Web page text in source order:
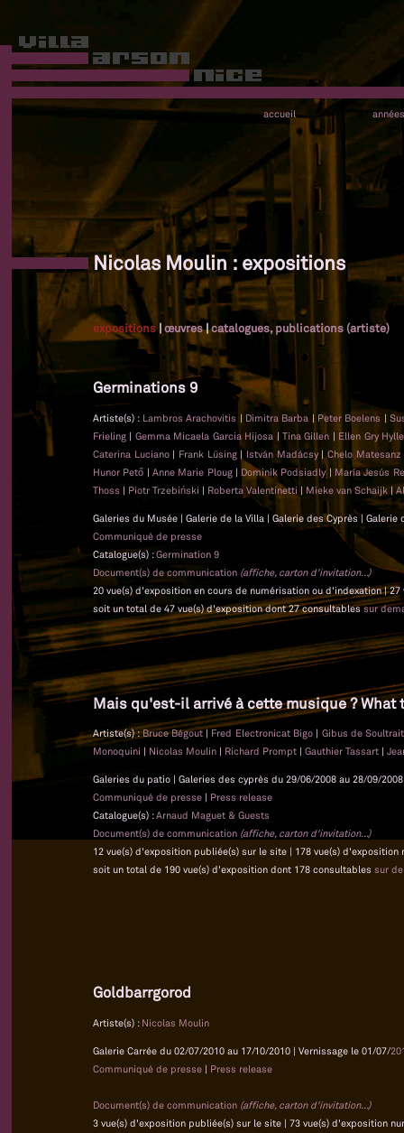
accueil années
Nicolas Moulin : expositions
expositions|œuvres|catalogues, publications (artiste)
Germinations 9
Artiste(s) : Lambros Arachovitis | Dimitra Barba | Peter Boelens |
Frieling | Gemma Micaela Garcia Hijosa |Tina Gillen | Ellen Gry
Caterina Luciano | Frank Lüsing| István Madácsy |Chelo Matesanz
Hunor Pető | Anne Marie Ploug | Dominik Podsiadly | María Jesús
Thoss | Piotr Trzebiński | Roberta Valentinetti | Mieke van Schaijk |
Galeries du Musée | Galerie de la Villa | Galerie des Cyprès |
Communiqué de presse
Catalogue(s) :Germination 9
Document(s) de communication (affiche, carton d'invitation...)
20 vue(s) d'exposition en cours de numérisation ou d'indexation |
soit un total de 47 vue(s) d'exposition dont 27 consultablessur
Mais qu'est-il arrivé à cette musique ?
Artiste(s) :Bruce Bégout| Fred Electronicat Bigo | Gibus de
Monoquini | Nicolas Moulin | Richard Prompt | Gauthier Tassart |
Galeries du patio | Galeries des cyprès du 29/06/2008 au 28/09/
Communiqué de presse | Press release
Catalogue(s) :Arnaud Maguet & Guests
Document(s) de communication (affiche, carton d'invitation...)
12 vue(s) d'exposition publiée(s) sur le site | 178 vue(s) d'exposition
soit un total de 190 vue(s) d'exposition dont 178 consultables sur
Goldbarrgorod
Artiste(s) : Nicolas Moulin
Galerie Carrée du 02/07/2010 au 17/10/2010 | Vernissage le 01/07/
Communiqué de presse | Press release
Document(s) de communication (affiche, carton d'invitation...)
3 vue(s) d'exposition publiée(s) sur le site | 73 vue(s) d'exposition